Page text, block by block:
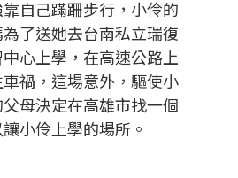
靠自己蹣跚步行，小伶的
了送她去台南私立瑞復
心上學，在高速公路上
車禍，這場意外，驅使小
母決定在高雄市找一個
小伶上學的場所。